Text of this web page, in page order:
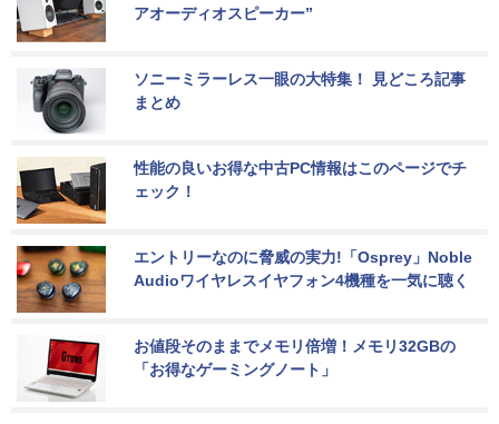
アオーディオスピーカー”
ソニーミラーレス一眼の大特集！ 見どころ記事
まとめ
性能の良いお得な中古PC情報はこのページでチ
ェック！
エントリーなのに脅威の実力!「Osprey」Noble
Audioワイヤレスイヤフォン4機種を一気に聴く
お値段そのままでメモリ倍増！メモリ32GBの
「お得なゲーミングノート」